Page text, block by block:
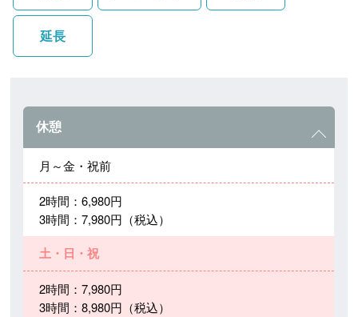
延長
休憩
月～金・祝前
2時間：6,980円
3時間：7,980円（税込）
土・日・祝
2時間：7,980円
3時間：8,980円（税込）